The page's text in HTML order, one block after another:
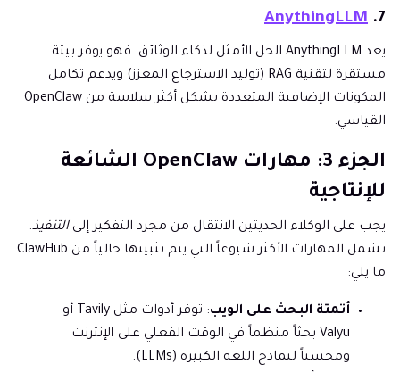
7.
AnythingLLM
يعد AnythingLLM الحل الأمثل لذكاء الوثائق. فهو يوفر بيئة
مستقرة لتقنية RAG (توليد الاسترجاع المعزز) ويدعم تكامل
المكونات الإضافية المتعددة بشكل أكثر سلاسة من OpenClaw
القياسي.
الجزء 3: مهارات OpenClaw الشائعة
للإنتاجية
يجب على الوكلاء الحديثين الانتقال من مجرد التفكير إلىالتنفيذ.
تشمل المهارات الأكثر شيوعاً التي يتم تثبيتها حالياً من ClawHub
ما يلي:
أتمتة البحث على الويب
: توفر أدوات مثل Tavily أو
Valyu بحثاً منظماً في الوقت الفعلي على الإنترنت
ومحسناً لنماذج اللغة الكبيرة (LLMs).